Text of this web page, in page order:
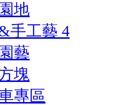
地
手工藝 4
藝
塊
專區